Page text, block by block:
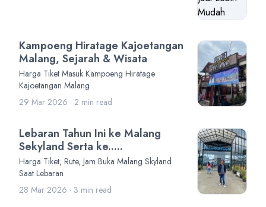
Kampoeng Hiratage Kajoetangan
Malang, Sejarah & Wisata
Harga Tiket Masuk Kampoeng Hiratage
Kajoetangan Malang
29 Mar 2026 · 2 min read
Lebaran Tahun Ini ke Malang
Sekyland Serta ke.....
Harga Tiket, Rute, Jam Buka Malang Skyland
Saat Lebaran
28 Mar 2026 · 3 min read